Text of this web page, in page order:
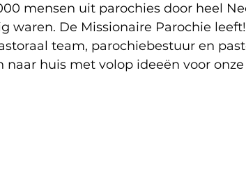
mensen uit parochies door heel
waren. De Missionaire Parochie
team, parochiebestuur en
huis met volop ideeën voor